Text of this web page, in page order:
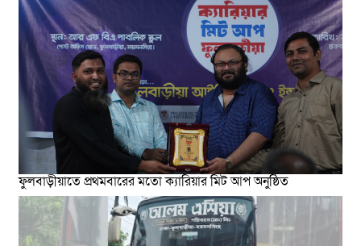
ফুলবাড়ীয়াতে প্রথমবারের মতো ক্যারিয়ার মিট আপ অনুষ্ঠিত